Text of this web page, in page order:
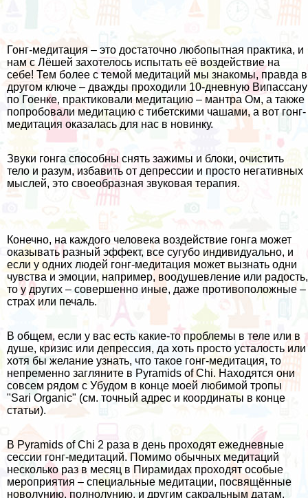
Гонг-медитация – это достаточно любопытная практика, и
нам с Лёшей захотелось испытать её воздействие на
себе! Тем более с темой медитаций мы знакомы, правда в
другом ключе – дважды проходили 10-дневную Випассану
по Гоенке, практиковали медитацию – мантра Ом, а также
попробовали медитацию с тибетскими чашами, а вот гонг-
медитация оказалась для нас в новинку.
Звуки гонга способны снять зажимы и блоки, очистить
тело и разум, избавить от депрессии и просто негативных
мыслей, это своеобразная звуковая терапия.
Конечно, на каждого человека воздействие гонга может
оказывать разный эффект, все сугубо индивидуально, и
если у одних людей гонг-медитация может вызнать одни
чувства и эмоции, например, воодушевление или радость,
то у других – совершенно иные, даже противоположные –
страх или печаль.
В общем, если у вас есть какие-то проблемы в теле или в
душе, кризис или депрессия, да хоть просто усталость или
хотя бы желание узнать, что такое гонг-медитация, то
непременно загляните в Pyramids of Chi. Находятся они
совсем рядом с Убудом в конце моей любимой тропы
"Sari Organic" (см. точный адрес и координаты в конце
статьи).
В Pyramids of Chi 2 раза в день проходят ежедневные
сессии гонг-медитаций. Помимо обычных медитаций
несколько раз в месяц в Пирамидах проходят особые
мероприятия – специальные медитации, посвящённые
новолунию, полнолунию, и другим сакральным датам.